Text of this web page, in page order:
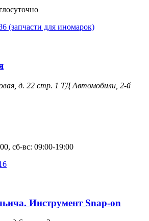
(запчасти для иномарок)
д. 22 стр. 1 ТД Автомобили, 2-й
сб-вс: 09:00-19:00
Инструмент Snap-on